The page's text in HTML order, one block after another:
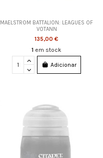
MAELSTROM BATTALION: LEAGUES OF
VOTANN
135,00 €
1 em stock
Adicionar